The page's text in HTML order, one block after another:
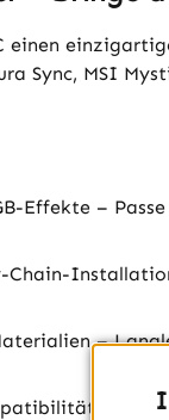
einen
Sync, MSI
Effekte –
Chain-
–
–